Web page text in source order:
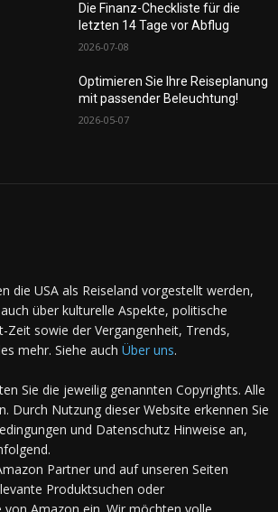
Die Finanz-Checkliste für die
letzten 14 Tage vor Abflug
2026-07-08
Optimieren Sie Ihre Reiseplanung
mit passender Beleuchtung!
2026-05-07
die USA als Reiseland vorgestellt werden,
über kulturelle Aspekte, politische
Zeit sowie der Vergangenheit, Trends,
mehr. Siehe auch Über uns.
Sie die jeweilig genannten Copyrights. Alle
Durch Nutzung dieser Website erkennen Sie
und Datenschutz Hinweise an,
Partner und auf unseren Seiten
Produktsuchen oder